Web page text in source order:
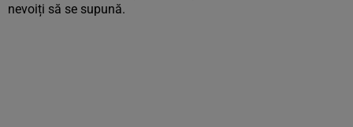
nevoiți să se supună.